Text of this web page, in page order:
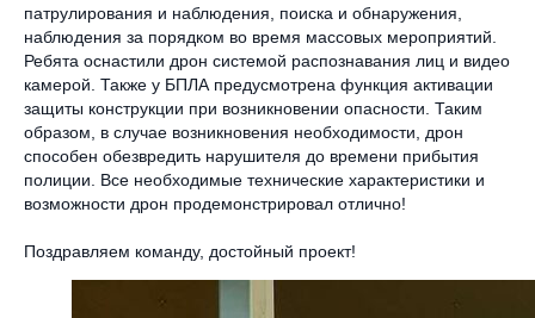
патрулирования и наблюдения, поиска и обнаружения,
наблюдения за порядком во время массовых мероприятий.
Ребята оснастили дрон системой распознавания лиц и видео
камерой. Также у БПЛА предусмотрена функция активации
защиты конструкции при возникновении опасности. Таким
образом, в случае возникновения необходимости, дрон
способен обезвредить нарушителя до времени прибытия
полиции. Все необходимые технические характеристики и
возможности дрон продемонстрировал отлично!
Поздравляем команду, достойный проект!